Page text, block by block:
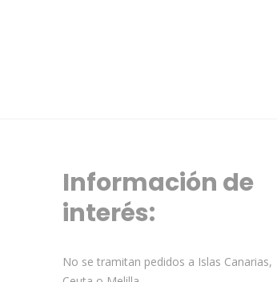
Información de
interés:
No se tramitan pedidos a Islas Canarias,